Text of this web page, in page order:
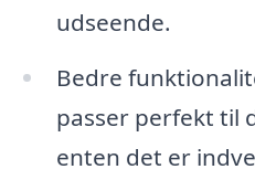
udseende.
Bedre
passer perfekt til
enten det er